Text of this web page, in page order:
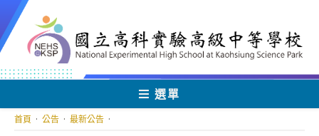
轉
至
要
容
選單
首頁 · 公告 · 最新公告 ·